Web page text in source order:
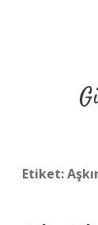
Etiket: